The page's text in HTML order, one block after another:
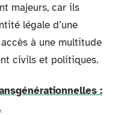
majeurs, car ils
légale d’une
à une multitude
civils et politiques.
: